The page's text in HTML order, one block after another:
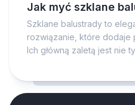
Jak myć szklane
Szklane balustrady to
rozwiązanie, które dodaje
Ich główną zaletą jest nie